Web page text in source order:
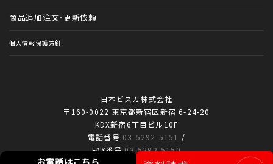
商品追加注文・更新依頼
個人情報保護方針
日本ビスカ株式会社
〒160-0022 東京都新宿区新宿 6-24-20
KDX新宿6丁目ビル10F
電話番号 03-5292-5151 /
FAX番号03-5292-5150